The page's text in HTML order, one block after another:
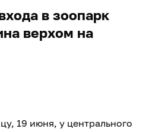
в зоопарк
верхом на
19 июня, у центрального